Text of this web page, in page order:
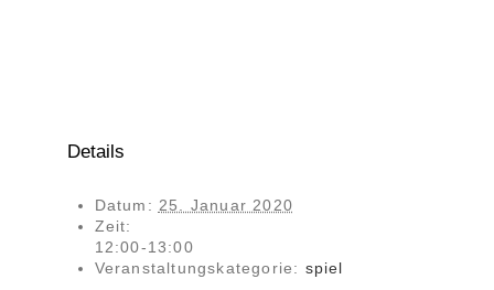
Details
Datum: 25. Januar 2020
Zeit:
12:00-13:00
Veranstaltungskategorie: spiel